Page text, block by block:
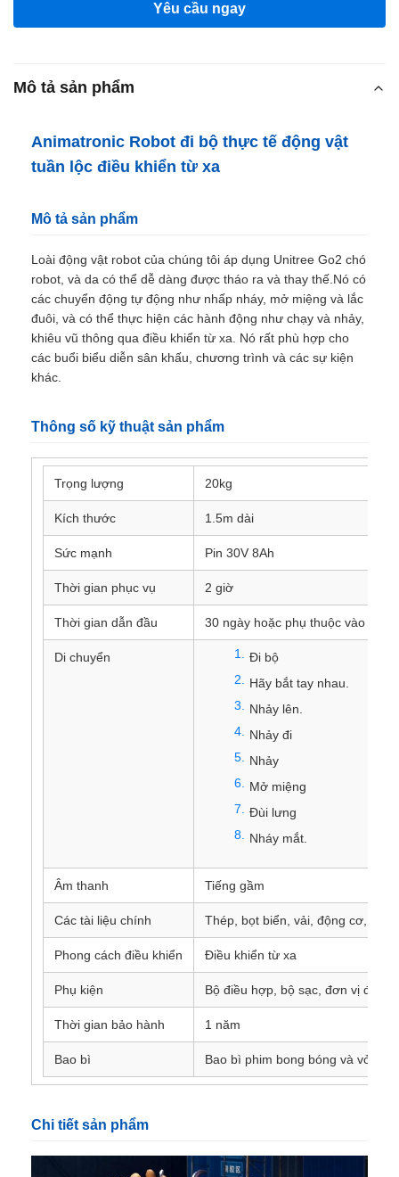
Yêu cầu ngay
Mô tả sản phẩm
Animatronic Robot đi bộ thực tế động vật
tuần lộc điều khiển từ xa
Mô tả sản phẩm
Loài động vật robot của chúng tôi áp dụng Unitree Go2 chó
robot, và da có thể dễ dàng được tháo ra và thay thế.Nó có
các chuyển động tự động như nhấp nháy, mở miệng và lắc
đuôi, và có thể thực hiện các hành động như chạy và nhảy,
khiêu vũ thông qua điều khiển từ xa. Nó rất phù hợp cho
các buổi biểu diễn sân khấu, chương trình và các sự kiện
khác.
Thông số kỹ thuật sản phẩm
Trọng lượng 20kg
Kích thước 1.5m dài
Sức mạnh Pin 30V 8Ah
Thời gian phục vụ 2 giờ
Thời gian dẫn đầu 30 ngày hoặc phụ thuộc vào số
Di chuyển
Đi bộ
Hãy bắt tay nhau.
Nhảy lên.
Nhảy đi
Nhảy
Mở miệng
Đùi lưng
Nháy mắt.
Âm thanh Tiếng gầm
Các tài liệu chính Thép, bọt biển, vải, động cơ,
Phong cách điều khiển Điều khiển từ xa
Phụ kiện Bộ điều hợp, bộ sạc, đơn vị điều
Thời gian bảo hành 1 năm
Bao bì Bao bì phim bong bóng và vỏ gỗ
Chi tiết sản phẩm